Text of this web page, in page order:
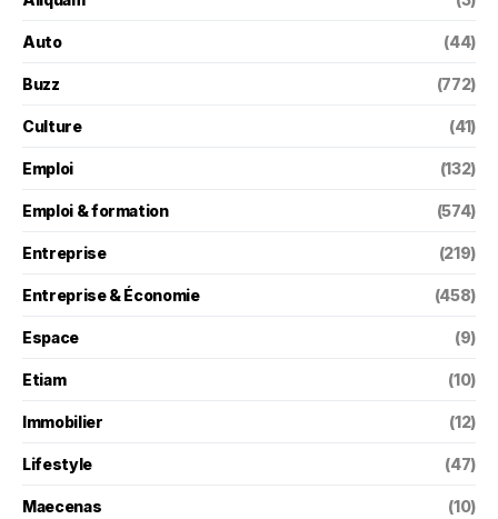
Auto (44)
Buzz (772)
Culture (41)
Emploi (132)
Emploi & formation (574)
Entreprise (219)
Entreprise & Économie (458)
Espace (9)
Etiam (10)
Immobilier (12)
Lifestyle (47)
Maecenas (10)